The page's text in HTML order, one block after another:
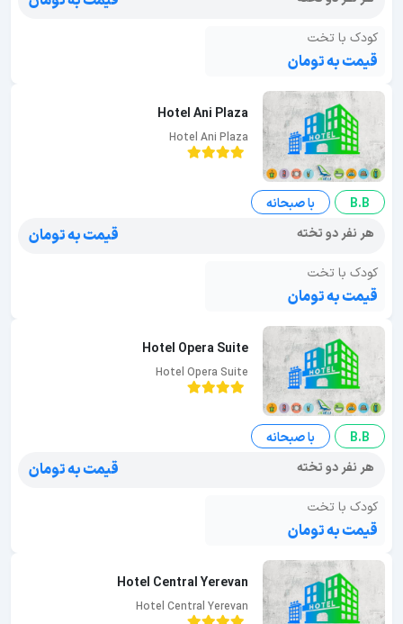
کودک با تخت
قیمت به تومان
Hotel Ani Plaza
Hotel Ani Plaza
B.B
با صبحانه
هر نفر دو تخته
قیمت به تومان
کودک با تخت
قیمت به تومان
Hotel Opera Suite
Hotel Opera Suite
B.B
با صبحانه
هر نفر دو تخته
قیمت به تومان
کودک با تخت
قیمت به تومان
Hotel Central Yerevan
Hotel Central Yerevan